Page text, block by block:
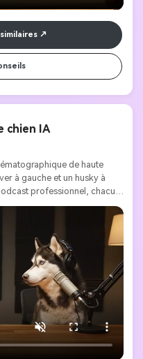
une qualité humoristique
intime, presque fantaisiste,
chien IA
de haute
à gauche et un husky à
professionnel, chacun
microphone à travers une
commence avec
sont en charge, mais
a répondu en souriant: «
payent juste les factures. »
une atmosphère
de long.